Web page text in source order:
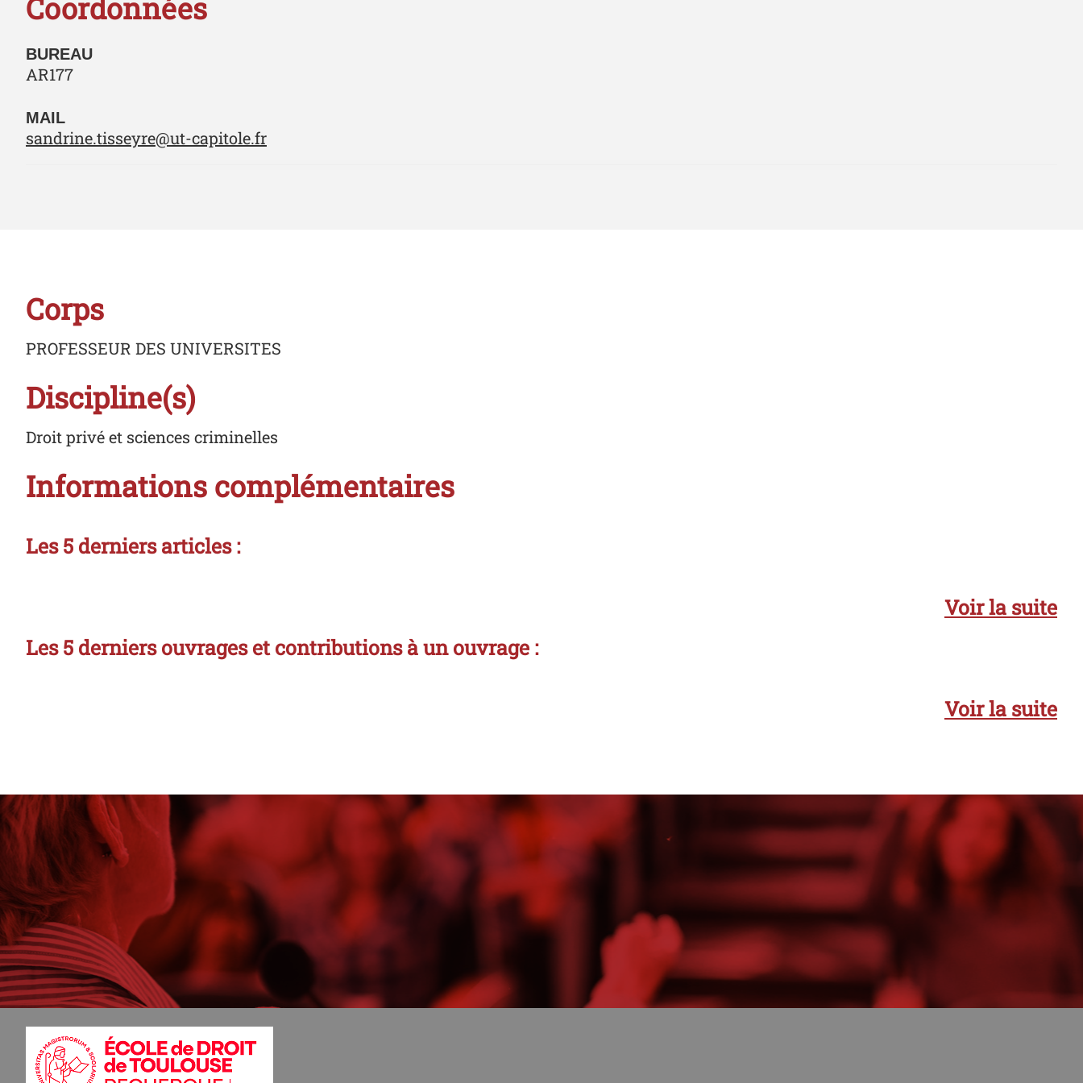
Coordonnées
BUREAU
AR177
MAIL
sandrine.tisseyre@ut-capitole.fr
Corps
PROFESSEUR DES UNIVERSITES
Discipline(s)
Droit privé et sciences criminelles
Informations complémentaires
Les 5 derniers articles :
Voir la suite
Les 5 derniers ouvrages et contributions à un ouvrage :
Voir la suite